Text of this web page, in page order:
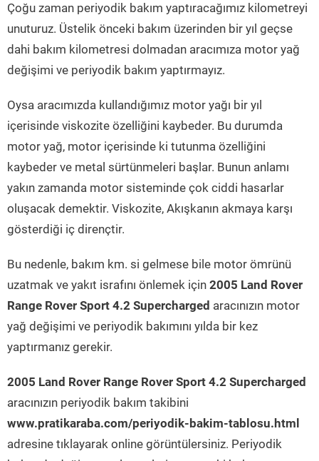
Çoğu zaman periyodik bakım yaptıracağımız kilometreyi
unuturuz. Üstelik önceki bakım üzerinden bir yıl geçse
dahi bakım kilometresi dolmadan aracımıza motor yağ
değişimi ve periyodik bakım yaptırmayız.
Oysa aracımızda kullandığımız motor yağı bir yıl
içerisinde viskozite özelliğini kaybeder. Bu durumda
motor yağ, motor içerisinde ki tutunma özelliğini
kaybeder ve metal sürtünmeleri başlar. Bunun anlamı
yakın zamanda motor sisteminde çok ciddi hasarlar
oluşacak demektir. Viskozite, Akışkanın akmaya karşı
gösterdiği iç dirençtir.
Bu nedenle, bakım km. si gelmese bile motor ömrünü
uzatmak ve yakıt israfını önlemek için 2005 Land Rover
Range Rover Sport 4.2 Supercharged aracınızın motor
yağ değişimi ve periyodik bakımını yılda bir kez
yaptırmanız gerekir.
2005 Land Rover Range Rover Sport 4.2 Supercharged
aracınızın periyodik bakım takibini
www.pratikaraba.com/periyodik-bakim-tablosu.html
adresine tıklayarak online görüntülersiniz. Periyodik